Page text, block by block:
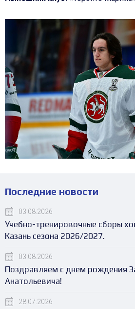
Последние новости
03.08.2026
Учебно-тренировочные сборы
Казань сезона 2026/2027.
03.08.2026
Поздравляем с днем рождения
Анатольевича!
28.07.2026